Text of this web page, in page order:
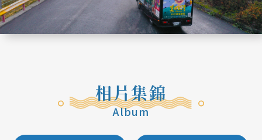
相片集錦
Album